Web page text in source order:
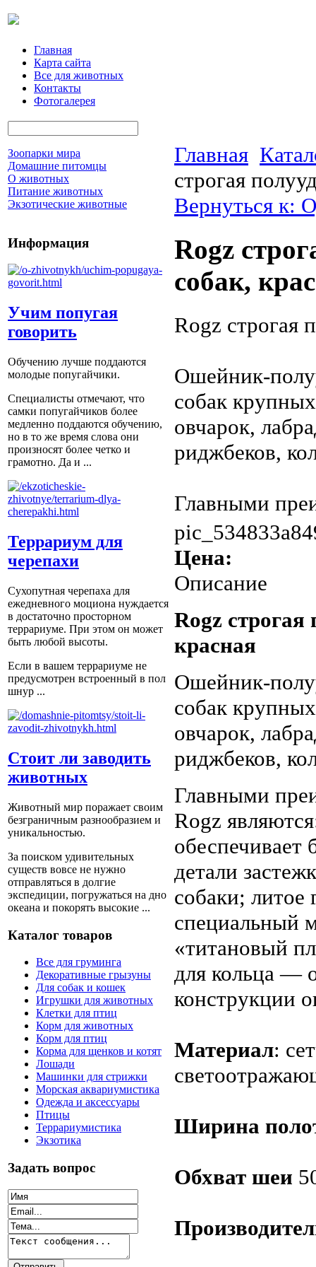
Главная
Карта сайта
Все для животных
Контакты
Фотогалерея
Зоопарки мира
Домашние питомцы
О животных
Питание животных
Экзотические животные
Информация
Учим попугая
говорить
Обучению лучше поддаются
молодые попугайчики.
Специалисты отмечают, что
самки попугайчиков более
медленно поддаются обучению,
но в то же время слова они
произносят более четко и
грамотно. Да и ...
Террариум для
черепахи
Сухопутная черепаха для
ежедневного моциона нуждается
в достаточно просторном
террариуме. При этом он может
быть любой высоты.
Если в вашем террариуме не
предусмотрен встроенный в пол
шнур ...
Стоит ли заводить
животных
Животный мир поражает своим
безграничным разнообразием и
уникальностью.
За поиском удивительных
существ вовсе не нужно
отправляться в долгие
экспедиции, погружаться на дно
океана и покорять высокие ...
Каталог товаров
Все для груминга
Декоративные грызуны
Для собак и кошек
Игрушки для животных
Клетки для птиц
Корм для животных
Корм для птиц
Корма для щенков и котят
Лошади
Машинки для стрижки
Морская аквариумистика
Одежда и аксессуары
Птицы
Террариумистика
Экзотика
Задать вопрос
Главная
строгая
Вернуться к:
Rogz
собак,
Rogz строгая
Ошейник-
собак
овчарок,
риджбеков,
Главными
Цена:
Описание
Rogz
красная
Ошейник-
собак
овчарок,
риджбеков,
Главными
Rogz
обеспечивает
детали
собаки; литое
специальный
«титановый
для кольца —
конструкции
Материал:
Ширина
Обхват шеи